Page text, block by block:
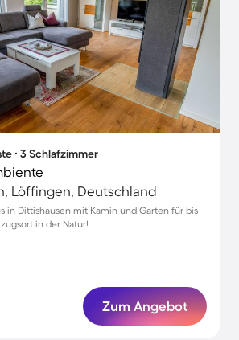
∙ 3 Schlafzimmer
Löffingen, Deutschland
in Dittishausen mit Kamin und Garten für bis
in der Natur!
Zum Angebot